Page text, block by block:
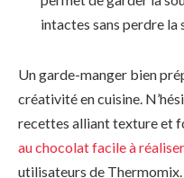
intactes sans perdre la
Un garde-manger bien
créativité en cuisine.
recettes alliant texture et
au chocolat facile à réaliser
utilisateurs de Thermomix.